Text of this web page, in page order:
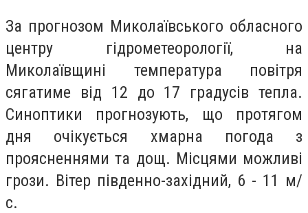
За прогнозом Миколаївського обласного
центру гідрометеорології, на
Миколаївщині температура повітря
сягатиме від 12 до 17 градусів тепла.
Синоптики прогнозують, що протягом
дня очікується хмарна погода з
проясненнями та дощ. Місцями можливі
грози. Вітер південно-західний, 6 - 11 м/
с.